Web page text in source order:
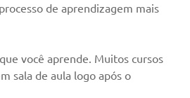
de aprendizagem mais
você aprende. Muitos cursos
sala de aula logo após o